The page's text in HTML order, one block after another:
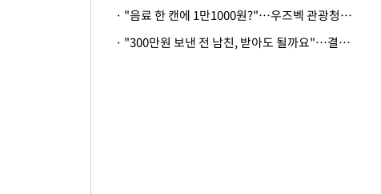
· "음료 한 캔에 1만1000원?"…우즈벡 관광청까지 나섰다, 유튜버 폭로 후폭풍
· "300만원 보낸 전 남친, 받아도 될까요"…결혼 앞둔 예비신부의 뜻밖 고충